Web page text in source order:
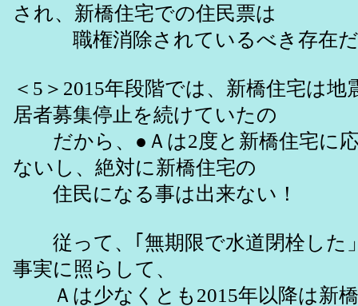
され、新橋住宅での住民票は
職権消除されているべき存在だ
＜5＞2015年段階では、新橋住宅は地
居者募集停止を続けていたの
だから、●Ａは2度と新橋住宅に応
ないし、絶対に新橋住宅の
住民になる事は出来ない！
従って、｢無期限で水道閉栓した
事実に照らして、
Ａは少なくとも2015年以降は新橋